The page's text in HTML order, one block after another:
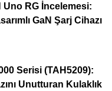
Uno RG İncelemesi:
GaN Şarj Cihazı
Serisi (TAH5209):
Unutturan Kulaklık